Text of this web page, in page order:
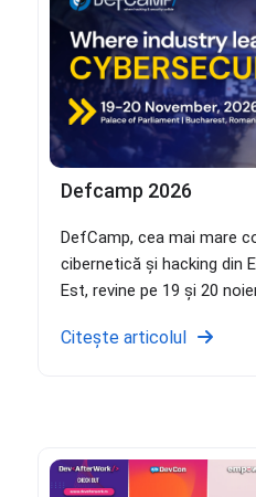
Defcamp 2026
DefCamp, cea mai mare
cibernetică și hacking din
Est, revine pe 19 și 20
Citește articolul